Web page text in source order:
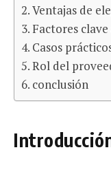
Ventajas de
Factores
Casos
Rol del
conclusión